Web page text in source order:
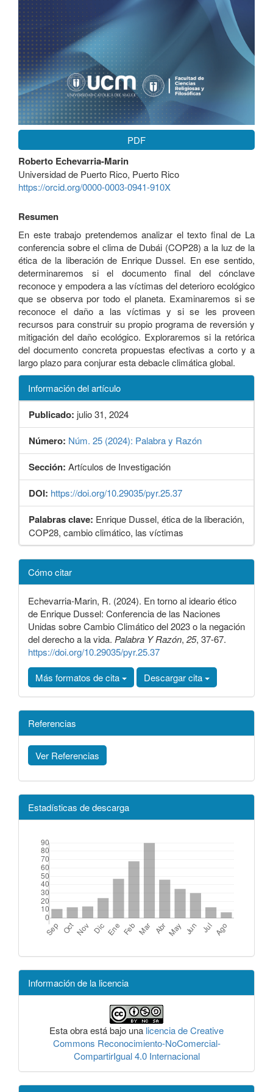
PDF
Contenido
principal
del
artículo
Roberto Echevarria-Marin
Universidad de Puerto Rico, Puerto Rico
https://orcid.org/0000-0003-0941-910X
Resumen
En este trabajo pretendemos analizar el texto final de La
conferencia sobre el clima de Dubái (COP28) a la luz de la
ética de la liberación de Enrique Dussel. En ese sentido,
determinaremos si el documento final del cónclave
reconoce y empodera a las víctimas del deterioro ecológico
que se observa por todo el planeta. Examinaremos si se
reconoce el daño a las víctimas y si se les proveen
recursos para construir su propio programa de reversión y
mitigación del daño ecológico. Exploraremos si la retórica
del documento concreta propuestas efectivas a corto y a
largo plazo para conjurar esta debacle climática global.
Información del artículo
Publicado: julio 31, 2024
Número: Núm. 25 (2024): Palabra y Razón
Sección: Artículos de Investigación
DOI: https://doi.org/10.29035/pyr.25.37
Palabras clave: Enrique Dussel, ética de la liberación,
COP28, cambio climático, las víctimas
Detalles
del
artículo
Cómo citar
Echevarria-Marin, R. (2024). En torno al ideario ético
de Enrique Dussel: Conferencia de las Naciones
Unidas sobre Cambio Climático del 2023 o la negación
del derecho a la vida. Palabra Y Razón, 25, 37-67.
https://doi.org/10.29035/pyr.25.37
Más formatos de cita
Descargar cita
Referencias
Ver Referencias
Estadísticas de descarga
Información de la licencia
Esta obra está bajo una licencia de Creative
Commons Reconocimiento-NoComercial-
CompartirIgual 4.0 Internacional